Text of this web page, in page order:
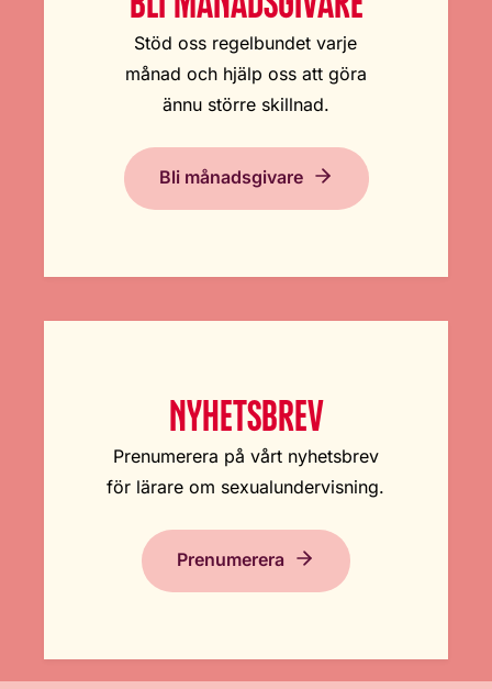
Stöd oss regelbundet varje
månad och hjälp oss att göra
ännu större skillnad.
Bli månadsgivare
NYHETSBREV
Prenumerera på vårt nyhetsbrev
för lärare om sexualundervisning.
Prenumerera